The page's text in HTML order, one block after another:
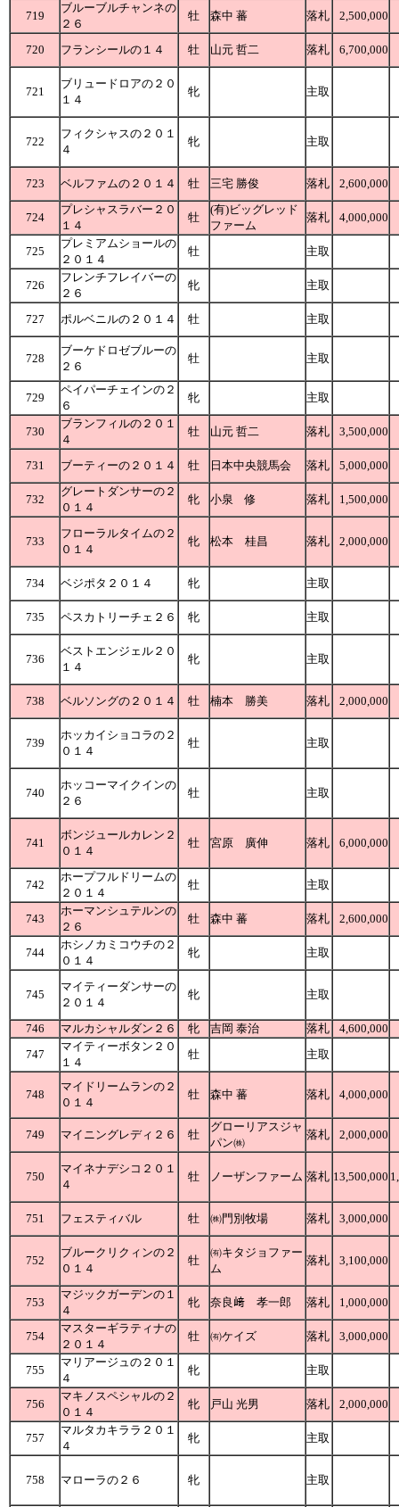
719
ブルーブルチャンネの
２６
牡 森中 蕃 落札 2,500,000
720 フランシールの１４ 牡 山元 哲二 落札 6,700,000
721
ブリュードロアの２０
１４
牝 主取
722
フィクシャスの２０１
４
牝 主取
723 ベルファムの２０１４ 牡 三宅 勝俊 落札 2,600,000
724
プレシャスラバー２０
１４
牡
(有)ビッグレッド
ファーム
落札 4,000,000
725
プレミアムショールの
２０１４
牡 主取
726
フレンチフレイバーの
２６
牝 主取
727 ポルベニルの２０１４ 牡 主取
728
ブーケドロゼブルーの
２６
牡 主取
729
ペイパーチェインの２
６
牝 主取
730
ブランフィルの２０１
４
牡 山元 哲二 落札 3,500,000
731 ブーティーの２０１４ 牡 日本中央競馬会 落札 5,000,000
732
グレートダンサーの２
０１４
牝 小泉 修 落札 1,500,000
733
フローラルタイムの２
０１４
牝 松本 桂昌 落札 2,000,000
734 ベジポタ２０１４ 牝 主取
735 ペスカトリーチェ２６ 牝 主取
736
ベストエンジェル２０
１４
牝 主取
738 ベルソングの２０１４ 牡 楠本 勝美 落札 2,000,000
739
ホッカイショコラの２
０１４
牡 主取
740
ホッコーマイクインの
２６
牡 主取
741
ボンジュールカレン２
０１４
牡 宮原 廣伸 落札 6,000,000
742
ホープフルドリームの
２０１４
牡 主取
743
ホーマンシュテルンの
２６
牡 森中 蕃 落札 2,600,000
744
ホシノカミコウチの２
０１４
牝 主取
745
マイティーダンサーの
２０１４
牝 主取
746 マルカシャルダン２６ 牝 吉岡 泰治 落札
4,600,000
747
マイティーボタン２０
１４
牡 主取
748
マイドリームランの２
０１４
牡 森中 蕃 落札 4,000,000
749 マイニングレディ２６ 牡
グローリアスジャ
パン㈱
落札 2,000,000
750
マイネナデシコ２０１
４
牡 ノーザンファーム 落札 13,500,000
751 フェスティバル 牡 ㈱門別牧場 落札 3,000,000
752
ブルークリクィンの２
０１４
牡
㈲キタジョファー
ム
落札 3,100,000
753
マジックガーデンの１
４
牝 奈良﨑 孝一郎 落札 1,000,000
754
マスターギラティナの
２０１４
牡 ㈲ケイズ 落札 3,000,000
755
マリアージュの２０１
４
牝 主取
756
マキノスペシャルの２
０１４
牝 戸山 光男 落札 2,000,000
757
マルタカキララ２０１
４
牝 主取
758 マローラの２６ 牝 主取